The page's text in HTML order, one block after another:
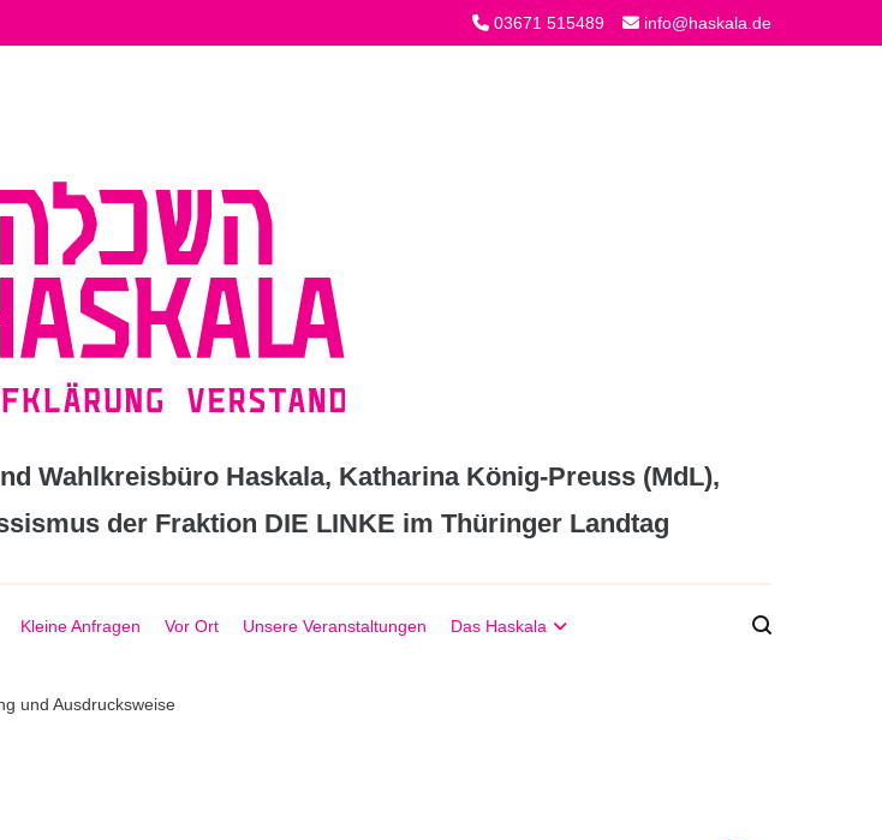
03671 515489 info@haskala.de
Wahlkreisbüro Haskala, Katharina König-Preuss (MdL),
der Fraktion DIE LINKE im Thüringer Landtag
Kleine Anfragen Vor Ort Unsere Veranstaltungen Das Haskala
und Ausdrucksweise